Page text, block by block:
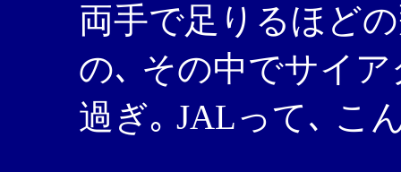
両手で足りるほど
の､ その中でサイ
過ぎ｡ JALって､ こ